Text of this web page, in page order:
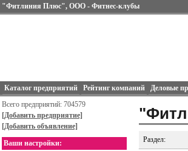
"Фитлиния Плюс", ООО - Фитнес-клубы
Каталог предприятий Рейтинг компаний Деловые
Всего предприятий: 704579
[Добавить предприятие]
[Добавить объявление]
Ваши настройки:
Раздел: